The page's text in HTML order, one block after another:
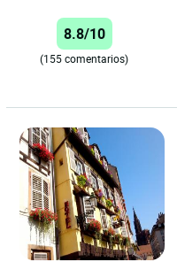
8.8/10
(155 comentarios)